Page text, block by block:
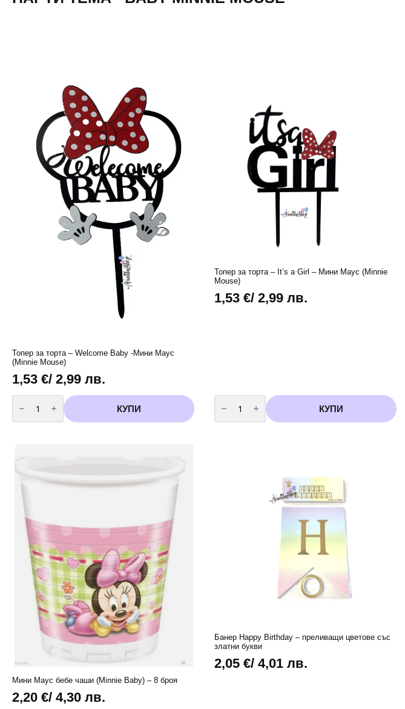
Топер за торта – Welcome Baby -Мини Маус
(Minnie Mouse)
1,53 €/ 2,99 лв.
количество
за
за
Baby
Маус
(Minnie
Mouse)
КУПИ
Топер за торта – It’s a Girl – Мини Маус (Minnie
Mouse)
1,53€/ 2,99 лв.
количество
за
за
КУПИ
Мини Маус бебе чаши (Minnie Baby) – 8 броя
2,20 €/ 4,30 лв.
Банер Happy Birthday – преливащи цветове със
златни букви
2,05€/ 4,01 лв.